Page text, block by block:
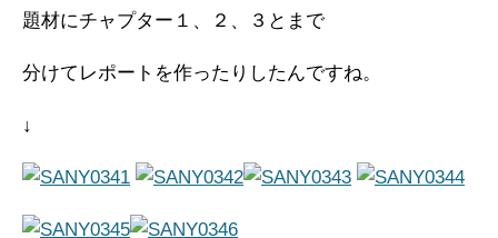
題材にチャプター１、２、３とまで
分けてレポートを作ったりしたんですね。
↓